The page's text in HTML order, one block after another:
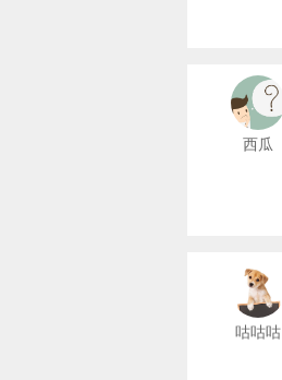
西瓜
咕咕咕